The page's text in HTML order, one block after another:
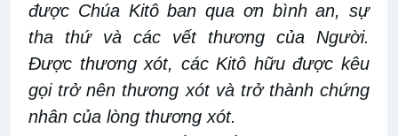
được Chúa Kitô ban qua ơn bình an, sự
tha thứ và các vết thương của Người.
Được thương xót, các Kitô hữu được kêu
gọi trở nên thương xót và trở thành chứng
nhân của lòng thương xót.